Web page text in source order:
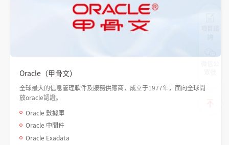
Oracle（甲骨文）
全球最大的信息管理軟件及服務供應商，成立于1977年，面向全球開
放oracle認證。
Oracle 數據庫
Oracle 中間件
Oracle Exadata